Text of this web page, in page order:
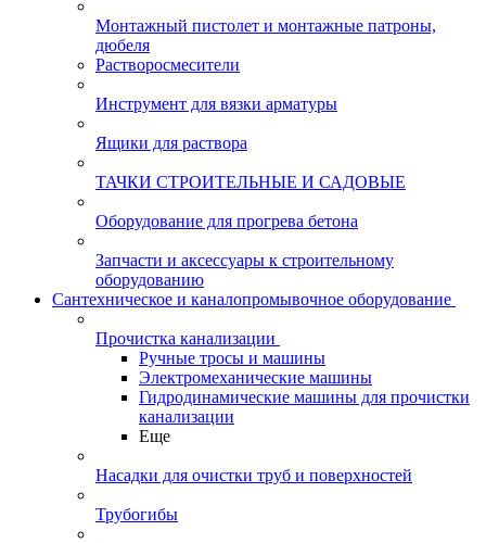
Монтажный пистолет и монтажные патроны,
дюбеля
Растворосмесители
Инструмент для вязки арматуры
Ящики для раствора
ТАЧКИ СТРОИТЕЛЬНЫЕ И САДОВЫЕ
Оборудование для прогрева бетона
Запчасти и аксессуары к строительному
оборудованию
Сантехническое и каналопромывочное оборудование
Прочистка канализации
Ручные тросы и машины
Электромеханические машины
Гидродинамические машины для прочистки
канализации
Еще
Насадки для очистки труб и поверхностей
Трубогибы